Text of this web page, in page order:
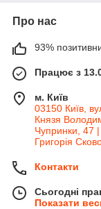
Про нас
93%
Працює з
м. Київ
03150 Київ,
Князя
Чупринки, 47
Григорія
Контакти
Сьогодні
Показати